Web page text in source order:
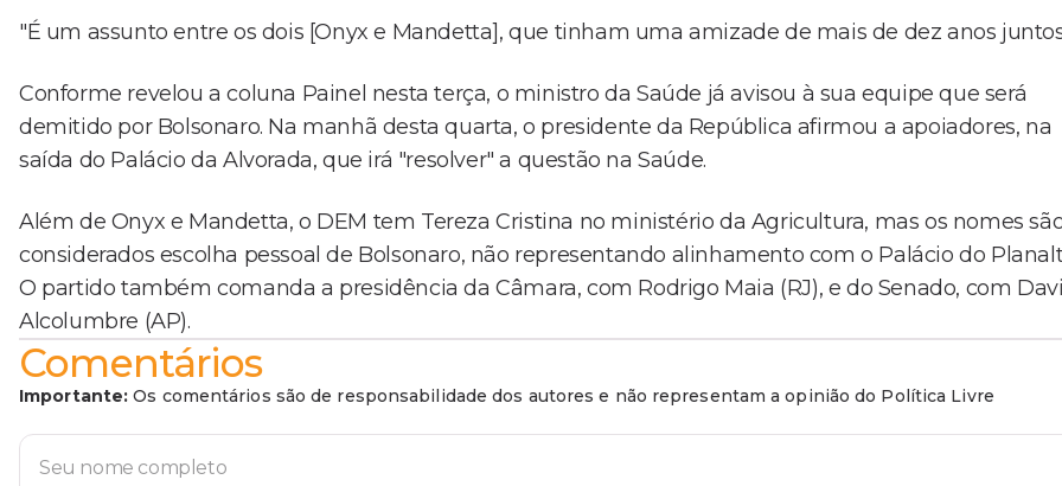
"É um assunto entre os dois [Onyx e Mandetta], que tinham uma amizade de mais de dez anos
Conforme revelou a coluna Painel nesta terça, o ministro da Saúde já avisou à sua equipe que será
demitido por Bolsonaro. Na manhã desta quarta, o presidente da República afirmou a apoiadores, na
saída do Palácio da Alvorada, que irá "resolver" a questão na Saúde.
Além de Onyx e Mandetta, o DEM tem Tereza Cristina no ministério da Agricultura, mas os nomes
considerados escolha pessoal de Bolsonaro, não representando alinhamento com o Palácio do
O partido também comanda a presidência da Câmara, com Rodrigo Maia (RJ), e do Senado, com Davi
Alcolumbre (AP).
Comentários
Importante: Os comentários são de responsabilidade dos autores e não representam a opinião do Política Livre